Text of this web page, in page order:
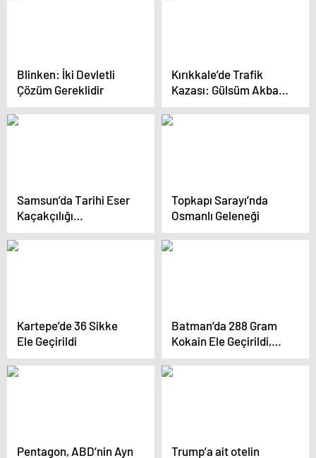
Blinken: İki Devletli
Çözüm Gereklidir
Kırıkkale’de Trafik
Kazası: Gülsüm Akbal
Hayatını Kaybetti
Samsun’da Tarihi Eser
Kaçakçılığı
Operasyonu
Topkapı Sarayı’nda
Osmanlı Geleneği
Kartepe’de 36 Sikke
Ele Geçirildi
Batman’da 288 Gram
Kokain Ele Geçirildi,
Şüpheli Tutuklandı
Pentagon, ABD’nin Ayn
Trump’a ait otelin